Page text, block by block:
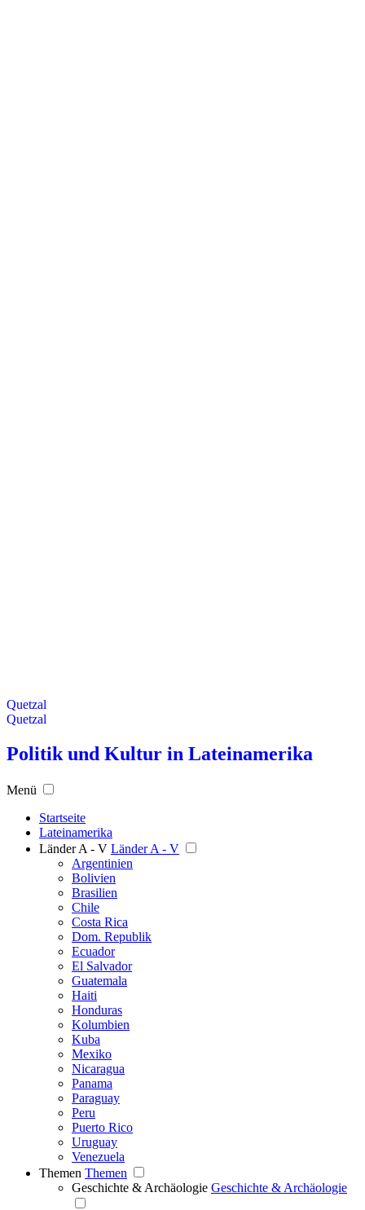
Quetzal
Quetzal
Politik und Kultur in Lateinamerika
Menü
Startseite
Lateinamerika
Länder A - V Länder A - V
Argentinien
Bolivien
Brasilien
Chile
Costa Rica
Dom. Republik
Ecuador
El Salvador
Guatemala
Haiti
Honduras
Kolumbien
Kuba
Mexiko
Nicaragua
Panama
Paraguay
Peru
Puerto Rico
Uruguay
Venezuela
Themen Themen
Geschichte & Archäologie Geschichte & Archäologie